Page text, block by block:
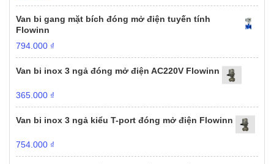
Van bi gang mặt bích đóng mở điện tuyến tính
Flowinn
794.000 ₫
Van bi inox 3 ngả đóng mở điện AC220V Flowinn
365.000 ₫
Van bi inox 3 ngả kiểu T-port đóng mở điện Flowinn
754.000 ₫